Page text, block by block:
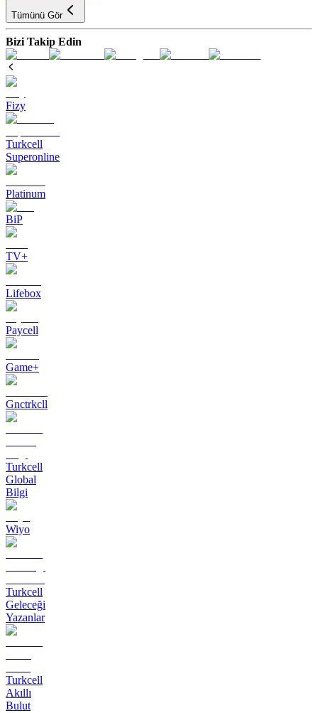
Tümünü Gör
Bizi Takip Edin
Fizy
Turkcell
Superonline
Platinum
BiP
TV+
Lifebox
Paycell
Game+
Gnctrkcll
Turkcell
Global
Bilgi
Wiyo
Turkcell
Geleceği
Yazanlar
Turkcell
Akıllı
Bulut